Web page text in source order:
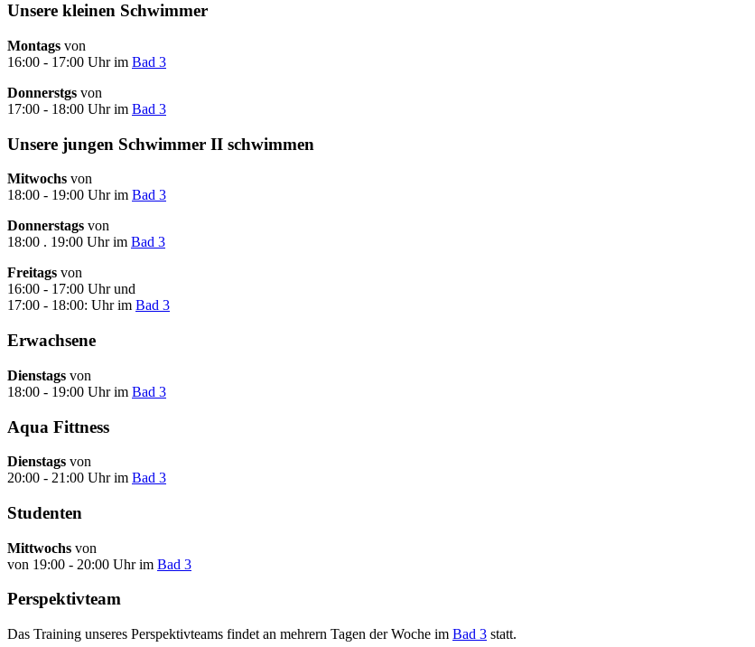
Unsere kleinen Schwimmer
Montags von
16:00 - 17:00 Uhr im Bad 3
Donnerstgs von
17:00 - 18:00 Uhr im Bad 3
Unsere jungen Schwimmer II schwimmen
Mitwochs von
18:00 - 19:00 Uhr im Bad 3
Donnerstags von
18:00 . 19:00 Uhr im Bad 3
Freitags von
16:00 - 17:00 Uhr und
17:00 - 18:00: Uhr im Bad 3
Erwachsene
Dienstags von
18:00 - 19:00 Uhr im Bad 3
Aqua Fittness
Dienstags von
20:00 - 21:00 Uhr im Bad 3
Studenten
Mittwochs von
von 19:00 - 20:00 Uhr im Bad 3
Perspektivteam
Das Training unseres Perspektivteams findet an mehrern Tagen der Woche im Bad 3 statt.